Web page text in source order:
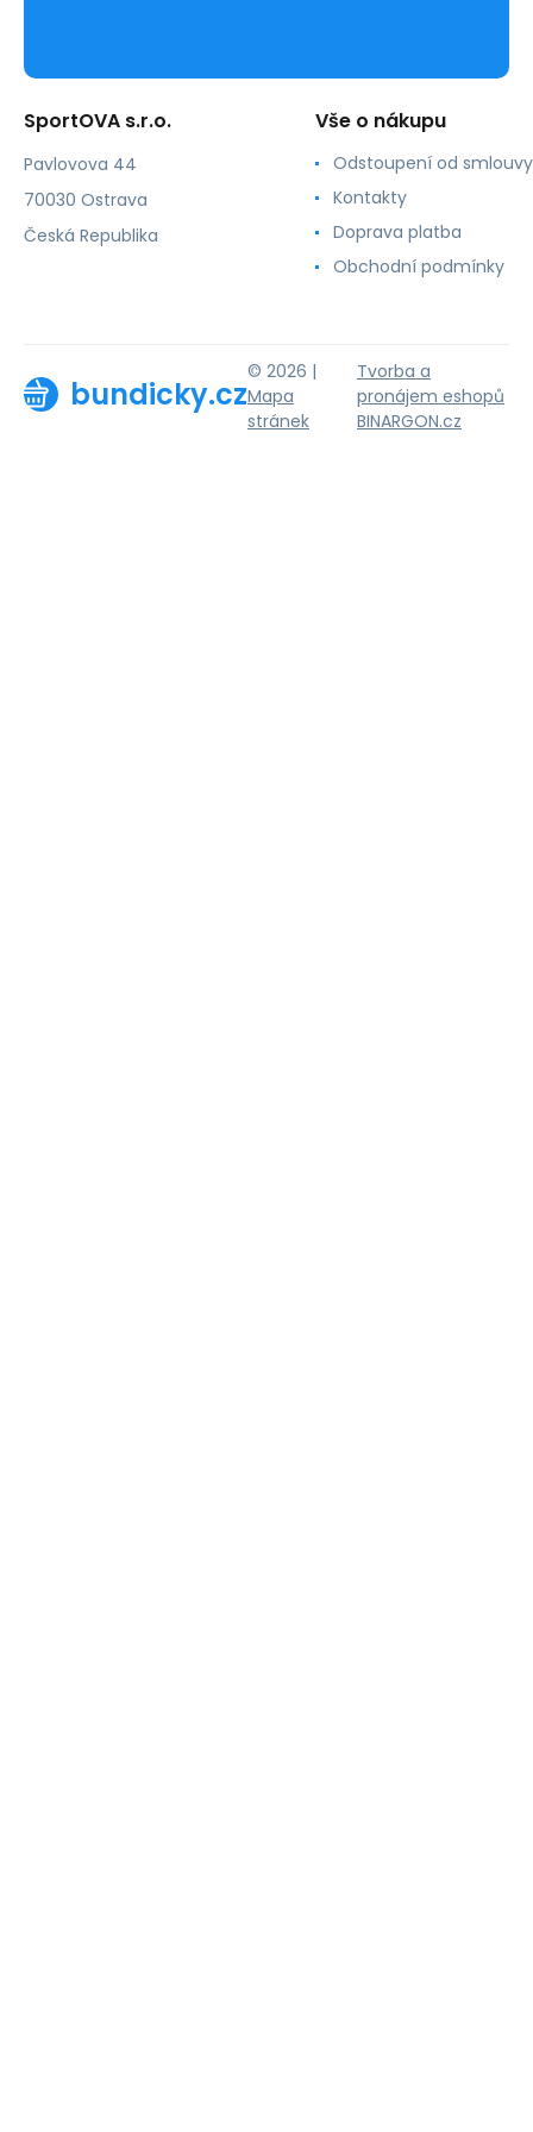
SportOVA s.r.o.
Pavlovova 44
70030 Ostrava
Česká Republika
Vše o nákupu
Odstoupení od smlouvy
Kontakty
Doprava platba
Obchodní podmínky
bundicky.cz
© 2026 |
Mapa
stránek
Tvorba a
pronájem eshopů
BINARGON.cz